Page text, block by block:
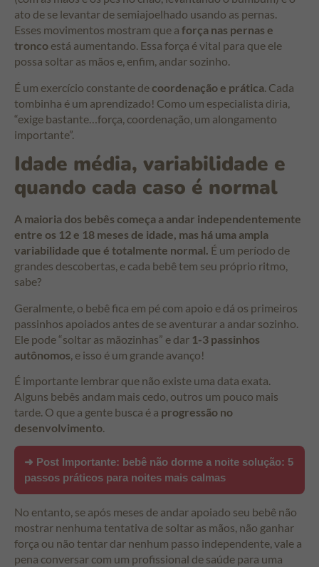
ato de se levantar de semiajoelhado usando as pernas.
Esses movimentos mostram que a força nas pernas e
tronco está aumentando. Essa força é vital para que ele
possa soltar as mãos e, enfim, andar sozinho.
É um exercício constante decoordenação e prática . Cada
tombinha é um aprendizado! Como um especialista diria,
“exige bastante…força, coordenação, um alongamento
importante”.
Idade média, variabilidade e
quando cada caso é normal
A maioria dos bebês começa a andar independentemente
entre os 12 e 18 meses de idade, mas há uma ampla
variabilidade que é totalmente normal. É um período de
grandes descobertas, e cada bebê tem seu próprio ritmo,
sabe?
Geralmente, o bebê fica em pé com apoio e dá os primeiros
passinhos apoiados antes de se aventurar a andar sozinho.
Ele pode “soltar as mãozinhas” e dar 1-3 passinhos
autônomos , e isso é um grande avanço!
É importante lembrar que não existe uma data exata.
Alguns bebês andam mais cedo, outros um pouco mais
tarde. O que a gente busca é a progressão no
desenvolvimento.
➜ Post Importante: bebê não dorme a noite solução: 5
passos práticos para noites mais calmas
No entanto, se após meses de andar apoiado seu bebê não
mostrar nenhuma tentativa de soltar as mãos, não ganhar
força ou não tentar dar nenhum passo independente, vale a
pena conversar com um profissional de saúde para uma